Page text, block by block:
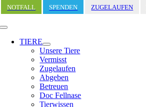
Zum
Inhalt
springen
NOTFALL SPENDEN ZUGELAUFEN
Toggle
Navigation
TIERE
Unsere Tiere
Vermisst
Zugelaufen
Abgeben
Betreuen
Doc Fellnase
Tierwissen